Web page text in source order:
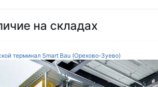
на складах
терминал Smart Bau (Орехово-Зуево)